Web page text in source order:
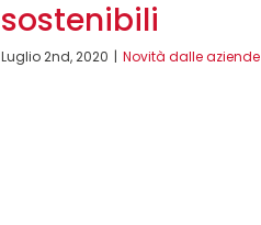
sostenibili
Luglio 2nd, 2020 | Novità dalle aziende